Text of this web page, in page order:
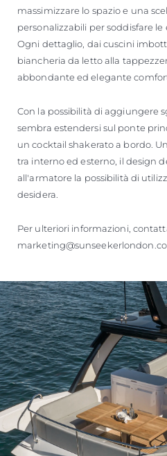
massimizzare lo spazio e una
personalizzabili per soddisfare
Ogni dettaglio, dai cuscini
biancheria da letto alla
abbondante ed elegante
Con la possibilità di aggiungere
sembra estendersi sul ponte
un cocktail shakerato a bordo.
tra interno ed esterno, il design
all'armatore la possibilità di
desidera.
Per ulteriori informazioni,